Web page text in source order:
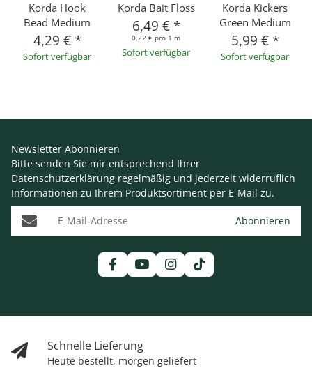
Korda Hook
Bead Medium
4,29 € *
Sofort verfügbar
Korda Bait Floss
6,49 € *
0,22 € pro 1 m
Sofort verfügbar
Korda Kickers
Green Medium
5,99 € *
Sofort verfügbar
Schnelle Lieferung
Heute bestellt, morgen geliefert
Newsletter Abonnieren
Bitte senden Sie mir entsprechend Ihrer
Datenschutzerklärung regelmäßig und jederzeit widerruflich
Informationen zu Ihrem Produktsortiment per E-Mail zu.
E-Mail-Adresse Abonnieren